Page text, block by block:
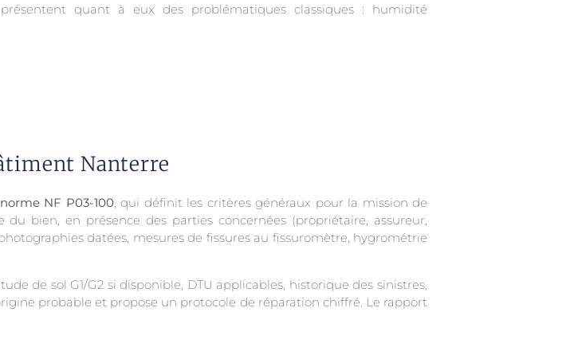
quant à eux des problématiques classiques : humidité
Nanterre
norme NF P03-100, qui définit les critères généraux pour la mission de
bien, en présence des parties concernées (propriétaire, assureur,
datées, mesures de fissures au fissuromètre, hygrométrie
de sol G1/G2 si disponible, DTU applicables, historique des sinistres,
probable et propose un protocole de réparation chiffré. Le rapport